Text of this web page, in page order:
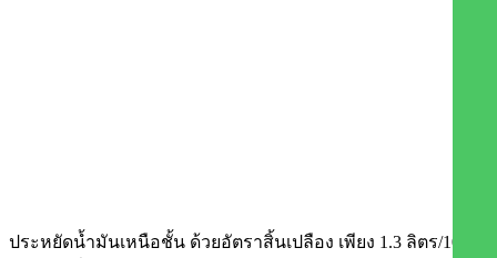
ประหยัดน้ำมันเหนือชั้น ด้วยอัตราสิ้นเปลือง เพียง 1.3 ลิตร/100